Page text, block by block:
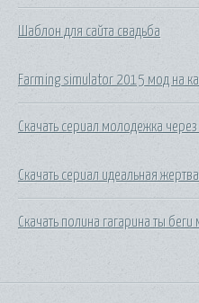
Шаблон для сайта свадьба
Farming simulator 2015 мод на
Скачать сериал молодежка
Скачать сериал идеальная
Скачать полина гагарина ты беги